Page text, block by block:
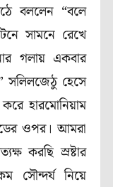
বললেন “বলে
সামনে রেখে
গলায় একবার
সলিলজেঠু হেসে
হারমোনিয়াম
ওপর। আমরা
করছি স্রষ্টার
সৌন্দর্য নিয়ে